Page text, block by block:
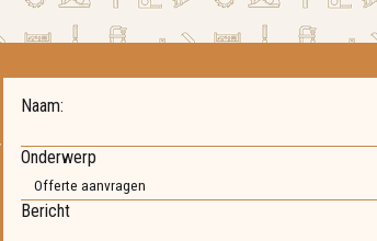
Naam:
Onderwerp
Bericht